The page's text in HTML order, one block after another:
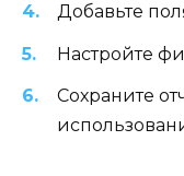
Добавьте
Настройте
Сохраните